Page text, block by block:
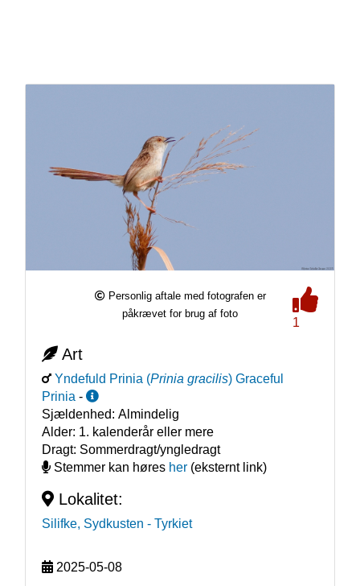
Personlig aftale med fotografen er
påkrævet for brug af foto
1
Art
Yndefuld Prinia (Prinia gracilis) Graceful
Prinia -
Sjældenhed: Almindelig
Alder: 1. kalenderår eller mere
Dragt: Sommerdragt/yngledragt
Stemmer kan høres her(eksternt link)
Lokalitet:
Silifke, Sydkusten - Tyrkiet
2025-05-08